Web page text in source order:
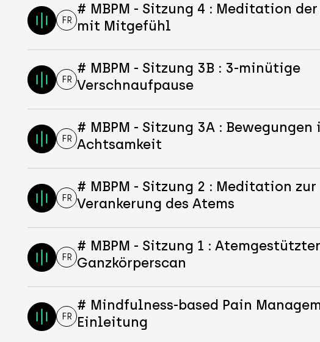
FR
# MBPM - Sitzung 4 : Meditation
mit Mitgefühl
FR
# MBPM - Sitzung 3B : 3-minütige
Verschnaufpause
FR
# MBPM - Sitzung 3A : Bewegungen
Achtsamkeit
FR
# MBPM - Sitzung 2 : Meditation zur
Verankerung des Atems
FR
# MBPM - Sitzung 1 : Atemgestützter
Ganzkörperscan
FR
# Mindfulness-based Pain
Einleitung